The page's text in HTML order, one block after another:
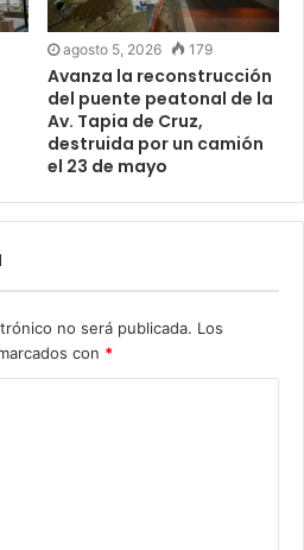
agosto 5, 2026 179
Avanza la reconstrucción
del puente peatonal de la
Av. Tapia de Cruz,
destruida por un camión
el 23 de mayo
no será publicada. Los
con *